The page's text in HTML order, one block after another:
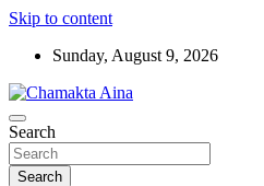
Skip to content
Sunday, August 9, 2026
Chamakta Aina
Hindi News Paper – Jharkhand
Search
Search